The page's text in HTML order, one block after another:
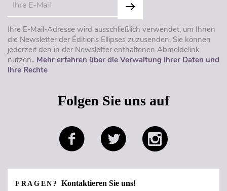
Ihre E-Mail-Adresse wird ausschließlich verwendet, um Ihnen
die Newsletter der Éditions Ellipses zuzusenden. Sie können
jederzeit den in der Newsletter enthaltenen Abmeldelink
nutzen.. Mehr erfahren über die Verwaltung Ihrer Daten und
Ihre Rechte
Folgen Sie uns auf
FRAGEN?Kontaktieren Sie uns!